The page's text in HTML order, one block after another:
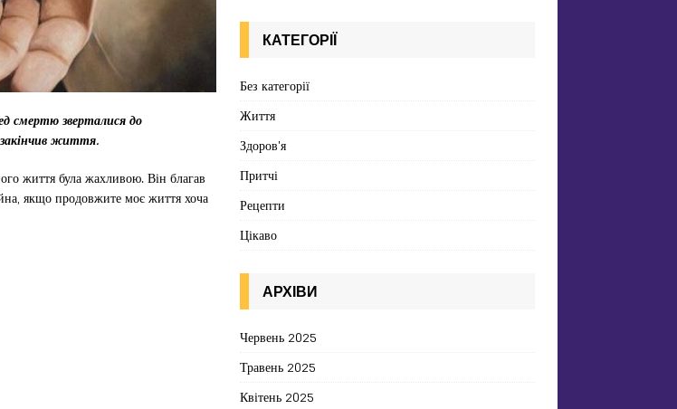
смертю зверталися до
закінчив життя.
життя була жахливою. Він благав
якщо продовжите моє життя хоча
КАТЕГОРІЇ
Без категорії
Життя
Здоров'я
Притчі
Рецепти
Цікаво
АРХІВИ
Червень 2025
Травень 2025
Квітень 2025